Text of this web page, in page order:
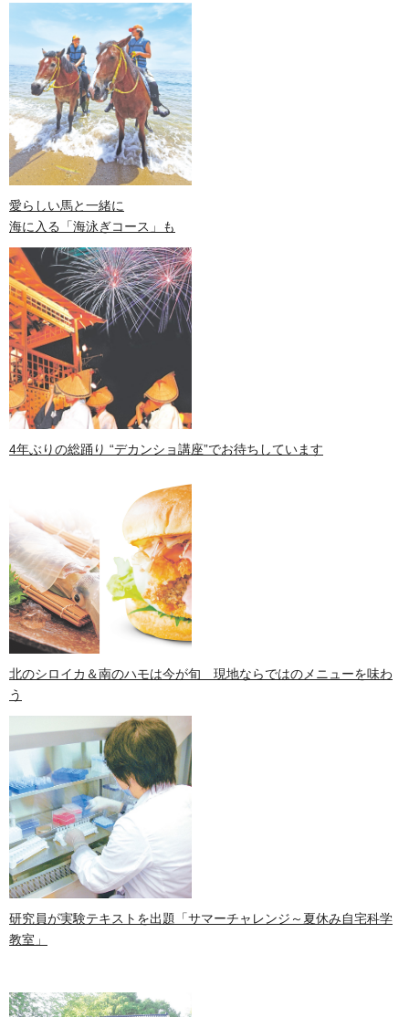
愛らしい馬と一緒に
海に入る「海泳ぎコース」も
4年ぶりの総踊り “デカンショ講座”でお待ちしています
北のシロイカ＆南のハモは今が旬 現地ならではのメニューを味わ
う
研究員が実験テキストを出題「サマーチャレンジ～夏休み自宅科学
教室」